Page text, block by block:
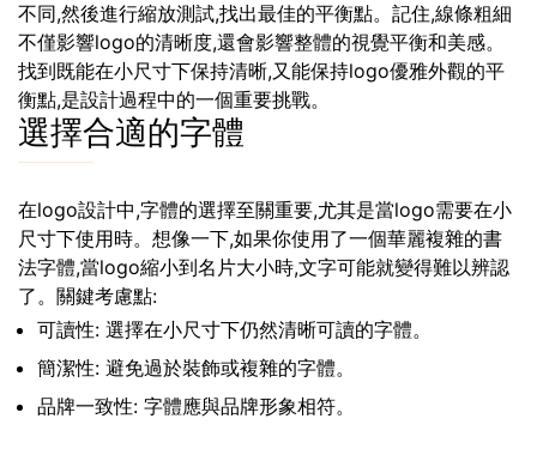
不同,然後進行縮放測試,找出最佳的平衡點。記住,線條粗細
不僅影響logo的清晰度,還會影響整體的視覺平衡和美感。
找到既能在小尺寸下保持清晰,又能保持logo優雅外觀的平
衡點,是設計過程中的一個重要挑戰。
選擇合適的字體
在logo設計中,字體的選擇至關重要,尤其是當logo需要在小
尺寸下使用時。想像一下,如果你使用了一個華麗複雜的書
法字體,當logo縮小到名片大小時,文字可能就變得難以辨認
了。關鍵考慮點:
可讀性: 選擇在小尺寸下仍然清晰可讀的字體。
簡潔性: 避免過於裝飾或複雜的字體。
品牌一致性: 字體應與品牌形象相符。